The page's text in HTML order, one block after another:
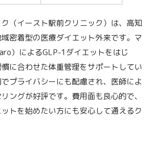
（イースト駅前クリニック）は、高知
密着型の医療ダイエット外来です。マ
）によるGLP-1ダイエットをはじ
に合わせた体重管理をサポートしてい
プライバシーにも配慮され、医師によ
ングが好評です。費用面も良心的で、
トを始めたい方にも安心して通えるク